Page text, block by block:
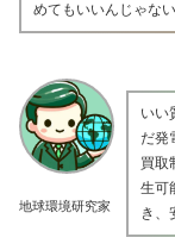
めてもいいんじゃな
地球環境研究家
いい
だ発
買取
生可
き、